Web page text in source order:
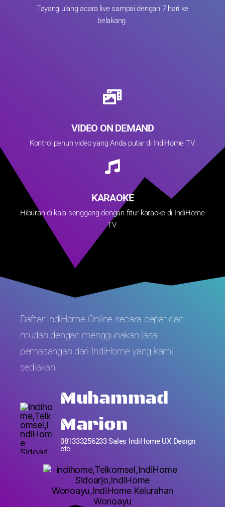
Tayang ulang acara live sampai dengan 7 hari ke
belakang.
VIDEO ON DEMAND
Kontrol penuh video yang Anda putar di IndiHome TV.
KARAOKE
Hiburan di kala senggang dengan fitur karaoke di IndiHome
TV.
Daftar IndiHome Online secara cepat dan
mudah dengan menggunakan jasa
pemasangan dari IndiHome yang kami
sediakan.
Muhammad
Marion
081333256233 Sales IndiHome UX Design
etc